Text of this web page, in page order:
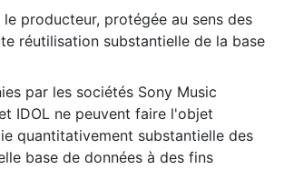
producteur, protégée au sens des
réutilisation substantielle de la base
par les sociétés Sony Music
IDOL ne peuvent faire l'objet
quantitativement substantielle des
base de données à des fins